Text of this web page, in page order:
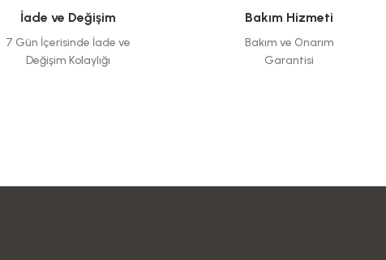
İade ve Değişim
7 Gün İçerisinde İade ve
Değişim Kolaylığı
Bakım Hizmeti
Bakım ve Onarım
Garantisi